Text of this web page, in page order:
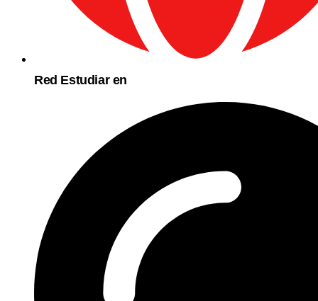
Red Estudiar en